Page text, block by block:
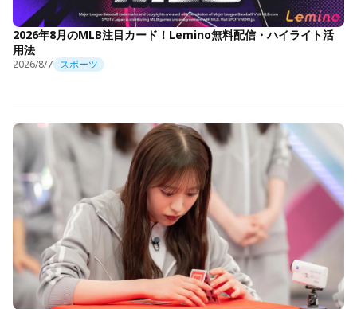
2026年8月のMLB注目カード！Lemino無料配信・ハイライト活
用法
2026/8/7 スポーツ